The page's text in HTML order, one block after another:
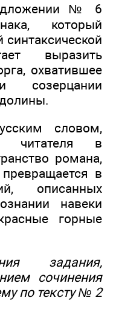
№ 6
который
синтаксической
выразить
охватившее
созерцании
словом,
читателя в
романа,
в
описанных
навеки
горные
задания,
сочинения
по тексту № 2